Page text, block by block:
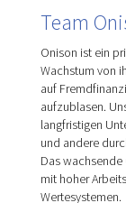
Team
Onison ist ein
Wachstum von
auf
aufzublasen.
langfristigen
und andere
Das
mit hoher
Wertesystemen.